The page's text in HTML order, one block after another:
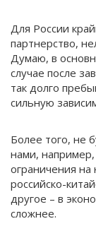
Для России
партнерство,
Думаю, в
случае после
так долго
сильную
Более того, не
нами,
ограничения
российско-
другое – в
сложнее.